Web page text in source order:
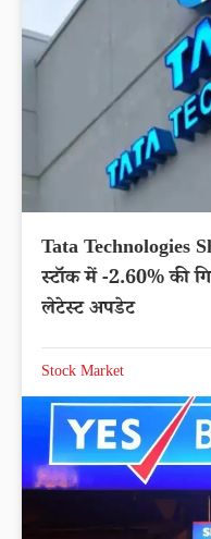
Tata Technologies
स्टॉक में -2.60% की
लेटेस्ट अपडेट
Stock Market